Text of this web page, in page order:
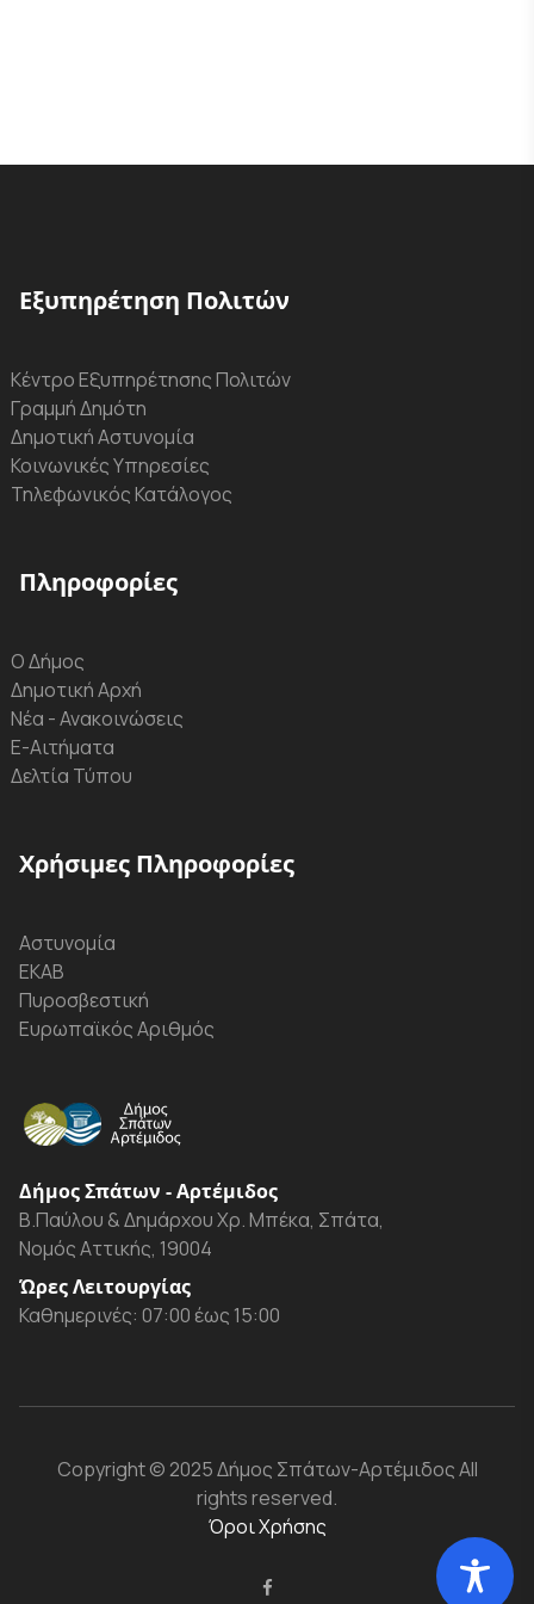
Εξυπηρέτηση Πολιτών
Κέντρο Εξυπηρέτησης Πολιτών
Γραμμή Δημότη
Δημοτική Αστυνομία
Κοινωνικές Υπηρεσίες
Τηλεφωνικός Κατάλογος
Πληροφορίες
Ο Δήμος
Δημοτική Αρχή
Νέα - Ανακοινώσεις
Ε-Αιτήματα
Δελτία Τύπου
Χρήσιμες Πληροφορίες
Αστυνομία
ΕΚΑΒ
Πυροσβεστική
Ευρωπαϊκός Αριθμός
Δήμος Σπάτων - Αρτέμιδος
Β.Παύλου & Δημάρχου Χρ. Μπέκα, Σπάτα,
Νομός Αττικής, 19004
Ώρες Λειτουργίας
Καθημερινές: 07:00 έως 15:00
Copyright© 2025 Δήμος Σπάτων-ΑρτέμιδοςAll
rights reserved.
Όροι Χρήσης